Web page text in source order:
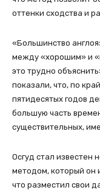
оттенки сходства и
«Большинство
между «хорошим» и
это трудно
показали, что, по
пятидесятых годов
большую часть
существительных,
Осгуд стал известен
методом, который он
что разместил свои